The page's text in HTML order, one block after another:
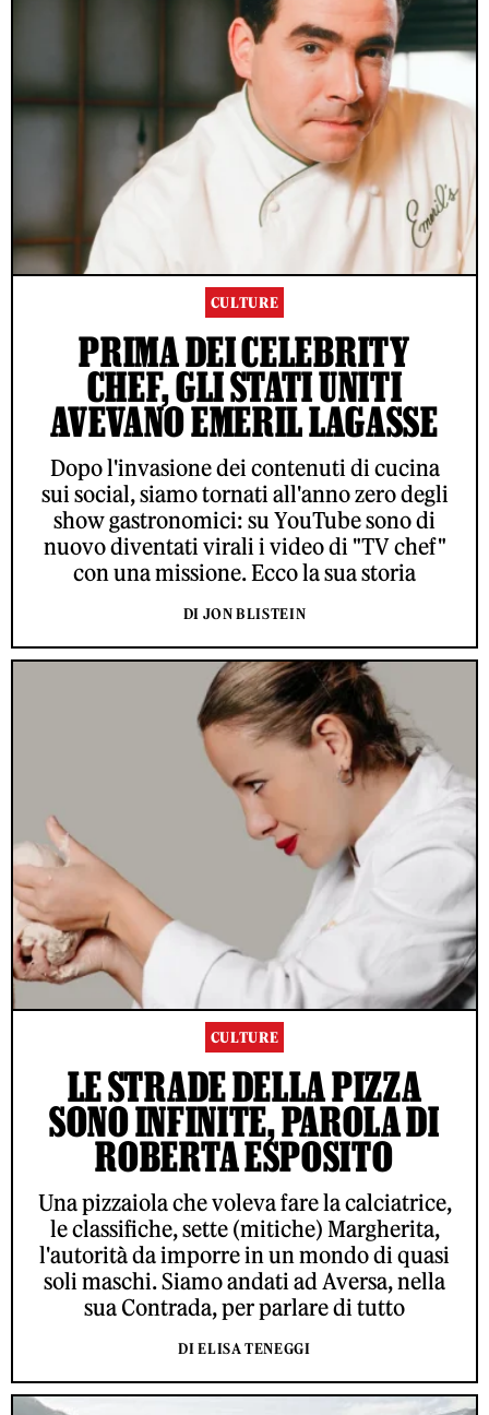
CULTURE
PRIMA DEI CELEBRITY
CHEF, GLI STATI UNITI
AVEVANO EMERIL LAGASSE
Dopo l'invasione dei contenuti di cucina
sui social, siamo tornati all'anno zero degli
show gastronomici: su YouTube sono di
nuovo diventati virali i video di "TV chef"
con una missione. Ecco la sua storia
DI JON BLISTEIN
CULTURE
LE STRADE DELLA PIZZA
SONO INFINITE, PAROLA DI
ROBERTA ESPOSITO
Una pizzaiola che voleva fare la calciatrice,
le classifiche, sette (mitiche) Margherita,
l'autorità da imporre in un mondo di quasi
soli maschi. Siamo andati ad Aversa, nella
sua Contrada, per parlare di tutto
DI ELISA TENEGGI